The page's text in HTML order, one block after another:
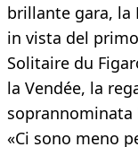
brillante gara, la
in vista del
Solitaire du
la Vendée, la
soprannominata
«Ci sono meno